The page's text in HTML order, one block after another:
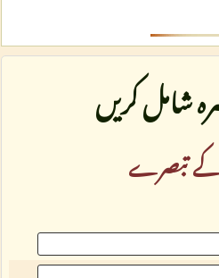
شامل کریں
کے تبصرے